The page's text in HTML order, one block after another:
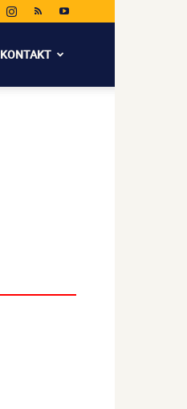
KONTAKT